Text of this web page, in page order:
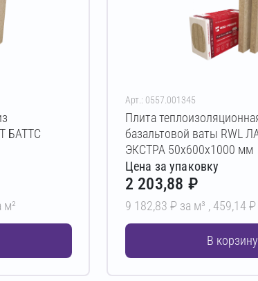
БАТТС
м²
Арт.: 0557.001345
Плита
базальтовой ваты RWL
ЭКСТРА 50х600х1000 мм
Цена за упаковку
2 203,88 ₽
9 182,83 ₽ за м³ ,459,14 ₽
В корзину